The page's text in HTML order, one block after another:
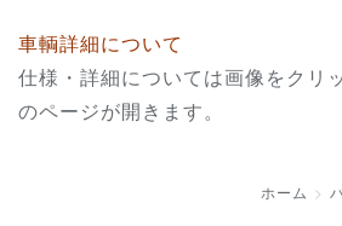
車輌詳細について
仕様・詳細については画像をクリ
のページが開きます。
ホーム